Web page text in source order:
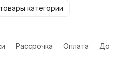
категории
Рассрочка Оплата